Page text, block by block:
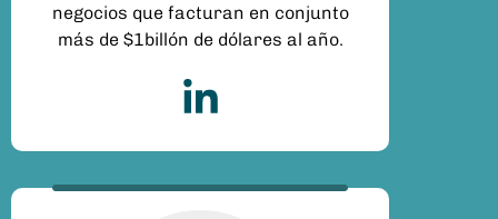
negocios que facturan en conjunto
más de $1billón de dólares al año.